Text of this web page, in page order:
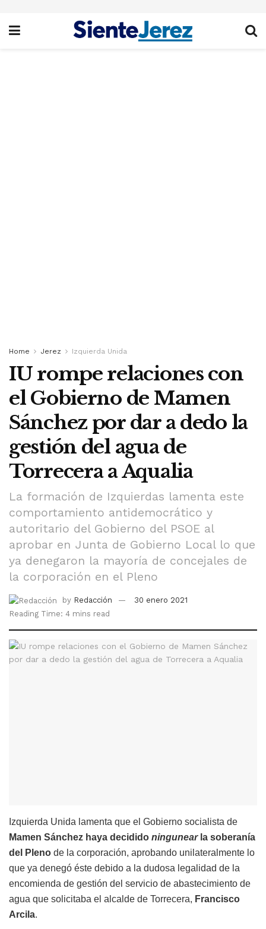
Home Jerez Izquierda Unida
IU rompe relaciones con
el Gobierno de Mamen
Sánchez por dar a dedo la
gestión del agua de
Torrecera a Aqualia
La formación de Izquierdas lamenta este
comportamiento antidemocrático y
autoritario del Gobierno del PSOE al
aprobar en Junta de Gobierno Local lo que
ya denegaron la mayoría de concejales de
la corporación en el Pleno
by Redacción
30 enero 2021
Reading Time: 4 mins read
Izquierda Unida lamenta que el Gobierno socialista de
Mamen Sánchez haya decidido ningunear la soberanía
del Pleno de la corporación, aprobando unilateralmente lo
que ya denegó éste debido a la dudosa legalidad de la
encomienda de gestión del servicio de abastecimiento de
agua que solicitaba el alcalde de Torrecera, Francisco
Arcila.